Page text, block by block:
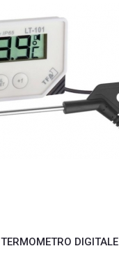
TERMOMETRO DIGITALE